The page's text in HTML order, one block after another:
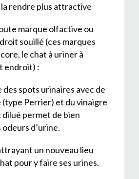
rendre plus attractive
marque olfactive ou
souillé (ces marques
le chat à uriner à
endroit) :
spots urinaires avec de
(type Perrier) et du vinaigre
dilué permet de bien
d’urine.
un nouveau lieu
pour y faire ses urines.